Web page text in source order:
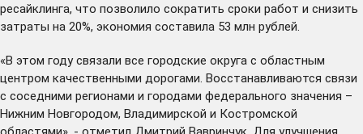
ресайклинга, что позволило сократить сроки работ и снизить
затраты на 20%, экономия составила 53 млн рублей.
«В этом году связали все городские округа с областным
центром качественными дорогами. Восстанавливаются связи
с соседними регионами и городами федерального значения –
Нижним Новгородом, Владимирской и Костромской